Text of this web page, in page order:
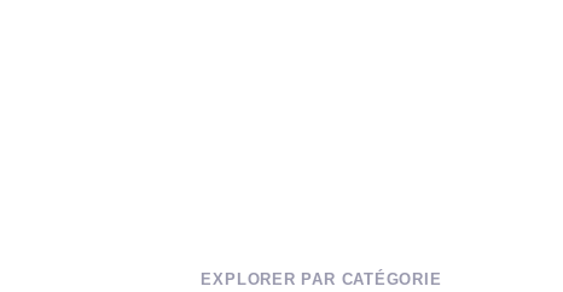
EXPLORER PAR CATÉGORIE